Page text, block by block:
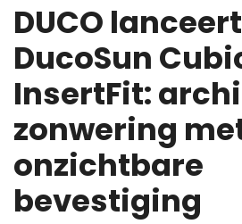
DUCO lanceert
DucoSun
InsertFit:
zonwering
onzichtbare
bevestiging